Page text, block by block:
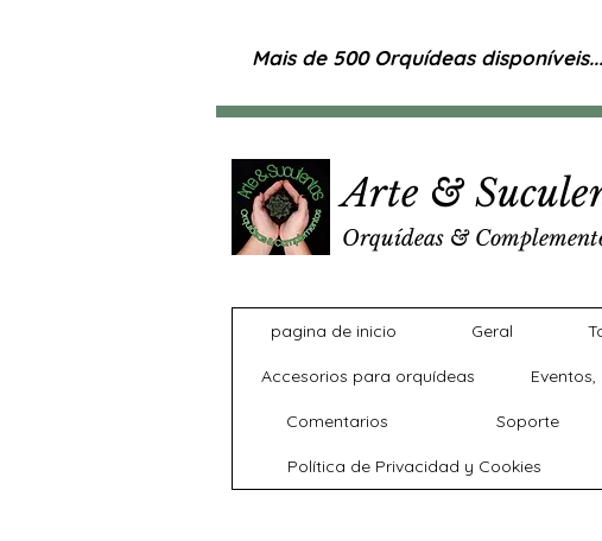
Mais de 500 Orquídeas
Arte &
Orquídeas &
pagina de inicio Geral
Accesorios para orquídeas
Comentarios Soporte
Política de Privacidad y Cookies